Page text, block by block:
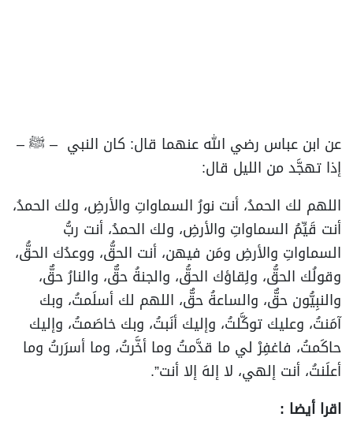
عن ابن عباس رضي الله عنهما قال: كان النبي – ﷺ –
إذا تهجَّد من الليل قال:
اللهم لك الحمدُ، أنت نورُ السماواتِ والأرضِ، ولك الحمدُ،
أنت قَيِّمُ السماواتِ والأرضِ، ولك الحمدُ، أنت ربُّ
السماواتِ والأرضِ ومَن فيهن، أنت الحقُّ، ووعدُك الحقُّ،
وقولُك الحقُّ، ولِقاؤك الحقُّ، والجنةُ حقٌّ، والنارُ حقٌّ،
والنبِيُّون حقٌّ، والساعةُ حقٌّ، اللهم لك أسلَمتُ، وبك
آمَنتُ، وعليك توكَّلتُ، وإليك أنَبتُ، وبك خاصَمتُ، وإليك
حاكَمتُ، فاغفِرْ لي ما قدَّمتُ وما أخَّرتُ، وما أسرَرتُ وما
أعلَنتُ، أنت إلهي، لا إلهَ إلا أنت”.
اقرا أيضا :